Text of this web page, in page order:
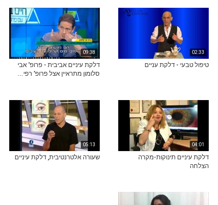
02:33
טיפול טבעי - דלקת עניים
09:38
דלקת עיניים אביבית - פרופ' אבי
סלומון מתראיין אצל פרופ' רפי...
04:01
דלקת עיניים תינוקות-מקרה
הצלחה
05:13
שעורה אלטרנטיבית, דלקת עיניים